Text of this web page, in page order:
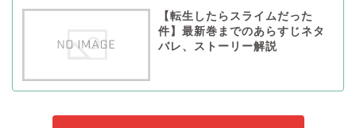
【転生したらスライムだった
件】最新巻までのあらすじネタ
バレ、ストーリー解説